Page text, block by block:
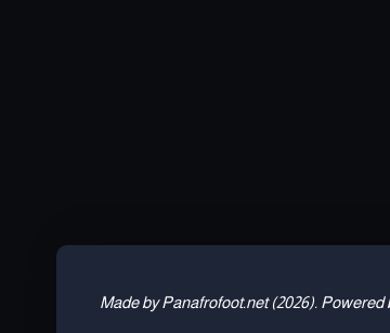
Made by Panafrofoot.net (2026).